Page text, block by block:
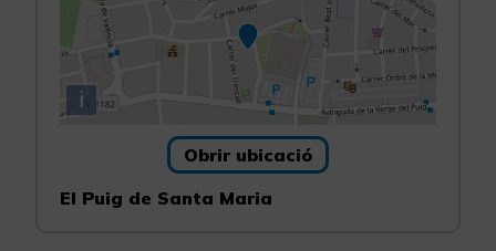
i
Obrir ubicació
El Puig de Santa Maria